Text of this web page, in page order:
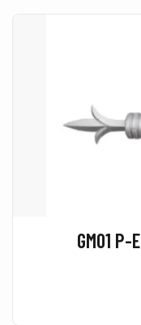
GM01